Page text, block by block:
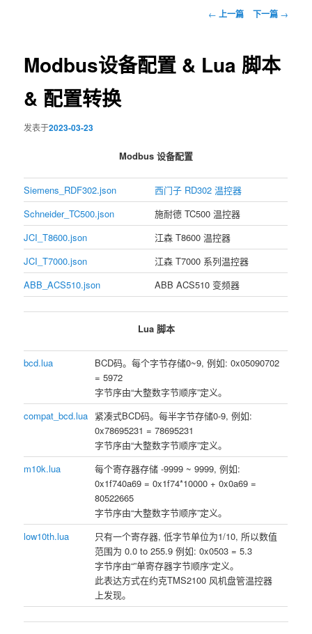
文
← 上一篇 下一篇 →
Modbus设备配置 & Lua 脚本
& 配置转换
发表于2023-03-23
Modbus 设备配置
Siemens_RDF302.json
西门子 RD302 温控器
Schneider_TC500.json
施耐德 TC500 温控器
JCI_T8600.json
江森 T8600 温控器
JCI_T7000.json
江森 T7000 系列温控器
ABB_ACS510.json
ABB ACS510 变频器
Lua 脚本
bcd.lua
BCD码。每个字节存储0~9, 例如: 0x05090702
= 5972
字节序由“大整数字节顺序”定义。
compat_bcd.lua 紧凑式BCD码。每半字节存储0-9, 例如:
0x78695231 = 78695231
字节序由“大整数字节顺序”定义。
m10k.lua
每个寄存器存储 -9999 ~ 9999, 例如:
0x1f740a69 = 0x1f74*10000 + 0x0a69 =
80522665
字节序由“大整数字节顺序”定义。
low10th.lua
只有一个寄存器, 低字节单位为1/10, 所以数值
范围为 0.0 to 255.9 例如: 0x0503 = 5.3
字节序由“”单寄存器字节顺序“定义。
此表达方式在约克TMS2100 风机盘管温控器
上发现。